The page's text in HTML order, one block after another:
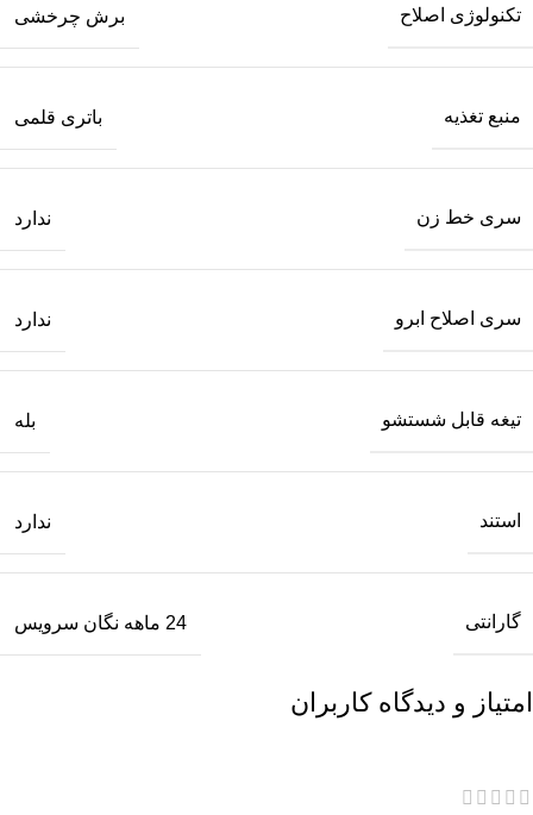
تکنولوژی اصلاح برش چرخشی
منبع تغذیه باتری قلمی
سری خط زن ندارد
سری اصلاح ابرو ندارد
تیغه قابل شستشو بله
استند ندارد
گارانتی 24 ماهه نگان سرویس
امتیاز و دیدگاه کاربران